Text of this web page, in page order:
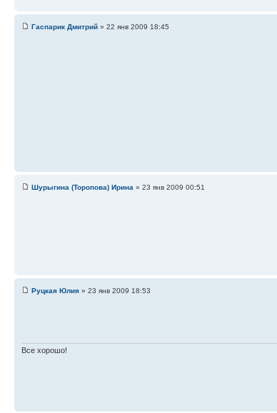
Гаспарик Дмитрий » 22 янв 2009 18:45
Шурыгина (Торопова) Ирина » 23 янв 2009 00:51
Руцкая Юлия » 23 янв 2009 18:53
Все хорошо!